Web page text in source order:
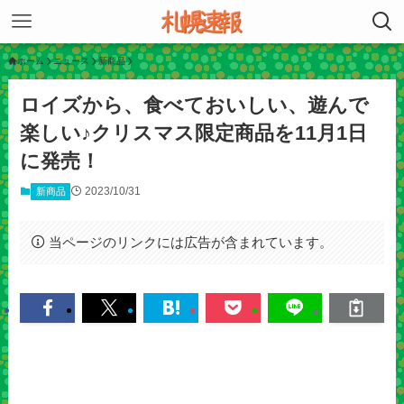
ホーム ニュース 新商品
ロイズから、食べておいしい、遊んで
楽しい♪クリスマス限定商品を11月1日
に発売！
新商品 2023/10/31
当ページのリンクには広告が含まれています。